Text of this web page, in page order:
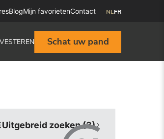
BlogMijn favorietenContact NLFR
Schat uw pand
Uitgebreid zoeken (3)